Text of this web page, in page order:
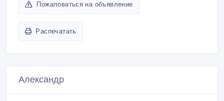
Пожаловаться на объявление
Распечатать
Александр